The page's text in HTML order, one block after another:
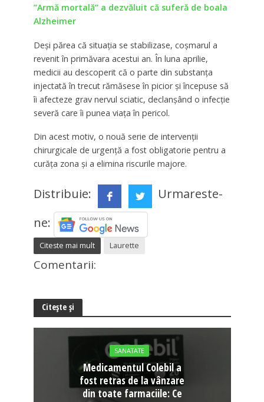
”Armă mortală” a dezvăluit că suferă de boala
Alzheimer
Deși părea că situația se stabilizase, coșmarul a
revenit în primăvara acestui an. În luna aprilie,
medicii au descoperit că o parte din substanța
injectată în trecut rămăsese în picior și începuse să
îi afecteze grav nervul sciatic, declanșând o infecție
severă care îi punea viața în pericol.
Din acest motiv, o nouă serie de intervenții
chirurgicale de urgență a fost obligatorie pentru a
curăța zona și a elimina riscurile majore.
Distribuie:
Urmareste-
ne:
Citeste mai mult Laurette
Comentarii:
Citește și
SANATATE
Medicamentul Colebil a
fost retras de la vânzare
din toate farmaciile: Ce